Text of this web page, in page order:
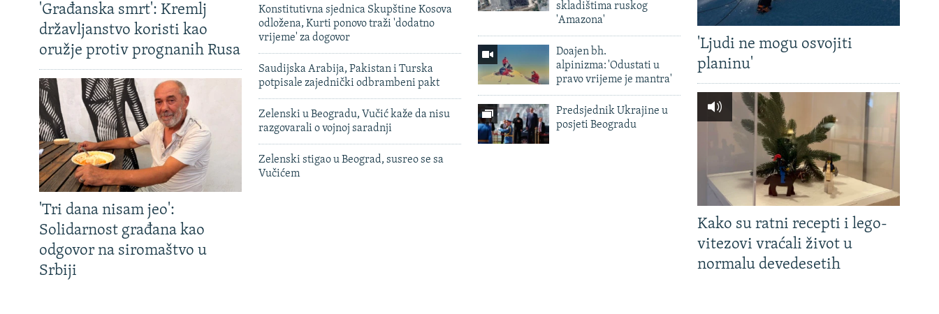
'Građanska smrt': Kremlj
državljanstvo koristi kao
oružje protiv prognanih Rusa
'Tri dana nisam jeo':
Solidarnost građana kao
odgovor na siromaštvo u
Srbiji
Konstitutivna sjednica Skupštine Kosova
odložena, Kurti ponovo traži 'dodatno
vrijeme' za dogovor
Saudijska Arabija, Pakistan i Turska
potpisale zajednički odbrambeni pakt
Zelenski u Beogradu, Vučić kaže da nisu
razgovarali o vojnoj saradnji
Zelenski stigao u Beograd, susreo se sa
Vučićem
skladištima ruskog
'Amazona'
Doajen bh.
alpinizma: 'Odustati u
pravo vrijeme je mantra'
Predsjednik Ukrajine u
posjeti Beogradu
'Ljudi ne mogu osvojiti
planinu'
Kako su ratni recepti i lego-
vitezovi vraćali život u
normalu devedesetih